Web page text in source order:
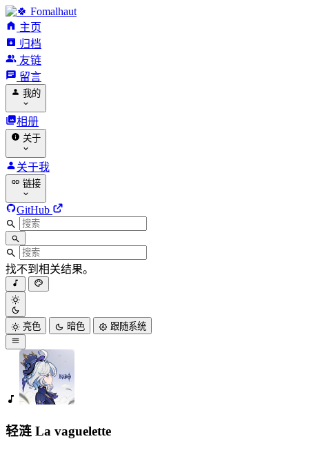
Fomalhaut
主页
归档
友链
留言
我的
相册
关于
关于我
链接
GitHub
找不到相关结果。
亮色 暗色 跟随系统
轻涟 La vaguelette